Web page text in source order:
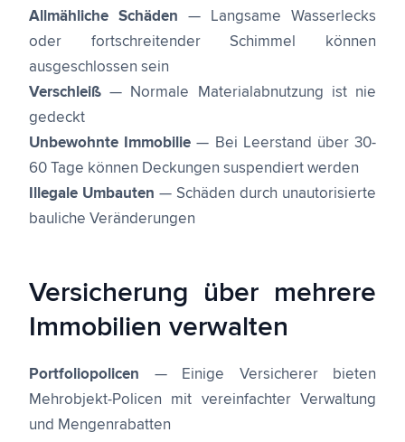
Allmähliche Schäden — Langsame Wasserlecks
oder fortschreitender Schimmel können
ausgeschlossen sein
Verschleiß — Normale Materialabnutzung ist nie
gedeckt
Unbewohnte Immobilie — Bei Leerstand über 30-
60 Tage können Deckungen suspendiert werden
Illegale Umbauten — Schäden durch unautorisierte
bauliche Veränderungen
Versicherung über mehrere
Immobilien verwalten
Portfoliopolicen — Einige Versicherer bieten
Mehrobjekt-Policen mit vereinfachter Verwaltung
und Mengenrabatten